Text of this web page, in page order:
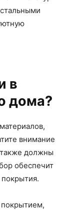
в
дома?
внимание
также должны
обеспечит
покрытием,